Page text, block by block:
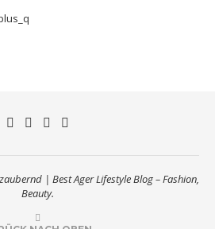
| Best Ager Lifestyle Blog – Fashion,
Beauty.